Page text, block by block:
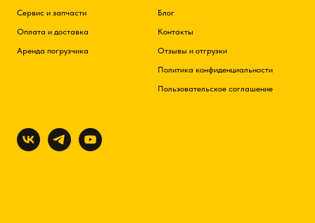
Сервис и запчасти
Оплата и доставка
Аренда погрузчика
Блог
Контакты
Отзывы и отгрузки
Политика конфиденциальности
Пользовательское соглашение